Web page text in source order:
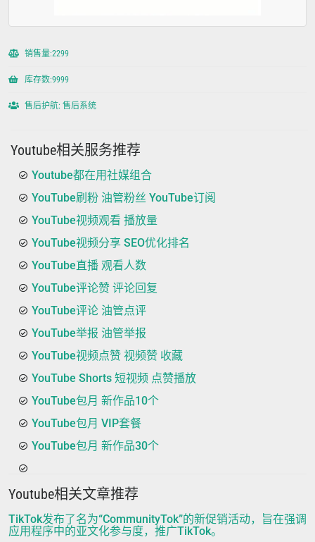
销售量:2299
库存数:9999
售后护航: 售后系统
Youtube相关服务推荐
Youtube都在用社媒组合
YouTube刷粉 油管粉丝 YouTube订阅
YouTube视频观看 播放量
YouTube视频分享 SEO优化排名
YouTube直播 观看人数
YouTube评论赞 评论回复
YouTube评论 油管点评
YouTube举报 油管举报
YouTube视频点赞 视频赞 收藏
YouTube Shorts 短视频 点赞播放
YouTube包月 新作品10个
YouTube包月 VIP套餐
YouTube包月 新作品30个
Youtube相关文章推荐
TikTok发布了名为“CommunityTok”的新促销活动，旨在强调
应用程序中的亚文化参与度，推广TikTok。